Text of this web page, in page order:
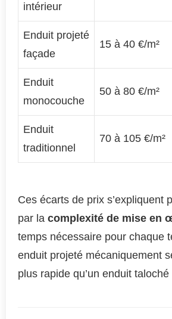
intérieur
Enduit projeté
façade
15 à 40 €/m²
Enduit
monocouche
50 à 80 €/m²
Enduit
traditionnel
70 à 105 €/m²
Ces écarts de prix s’expliquent
par la complexité de mise en
temps nécessaire pour chaque
enduit projeté mécaniquement
plus rapide qu’un enduit